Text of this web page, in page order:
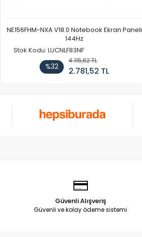
NE156FHM-NXA V18.0 Notebook Ekran Paneli
144Hz
Stok Kodu: LUCNLF83NF
%32
4.115,62 TL
2.781,52 TL
Güvenli Alışveriş
Güvenli ve kolay ödeme sistemi